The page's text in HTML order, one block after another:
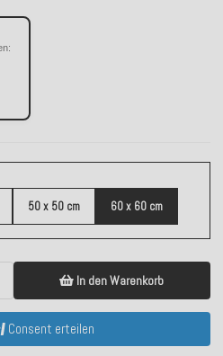
50 x 50 cm 60 x 60 cm
In den Warenkorb
Consent erteilen